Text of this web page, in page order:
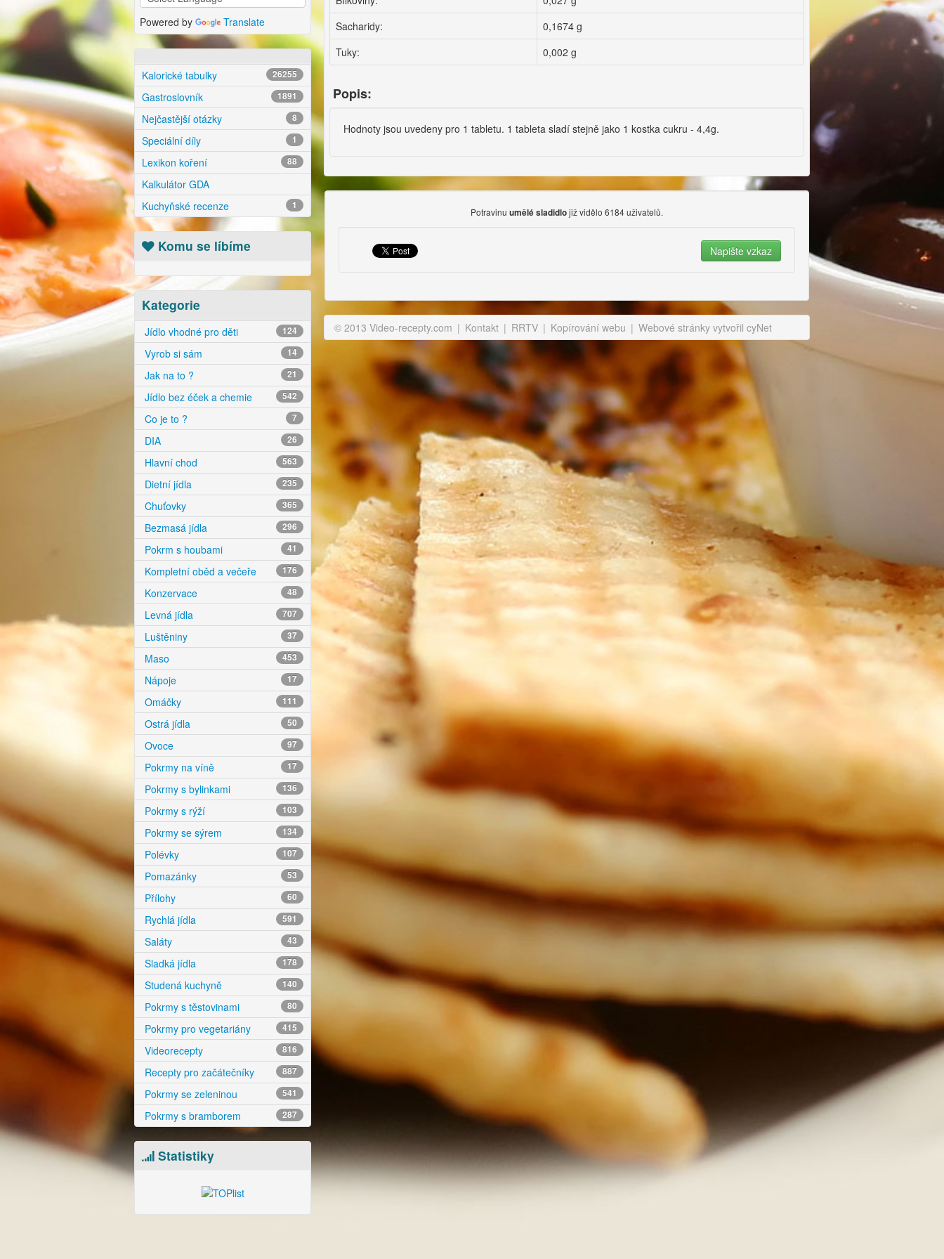
Powered by Translate
Kalorické tabulky 26255
Gastroslovník 1891
Nejčastější otázky 8
Speciální díly 1
Lexikon koření 88
Kalkulátor GDA
Kuchyňské recenze
1
Komu se líbíme
Kategorie
Jídlo vhodné pro děti 124
Vyrob si sám 14
Jak na to ? 21
Jídlo bez éček a chemie 542
Co je to ? 7
DIA 26
Hlavní chod 563
Dietní jídla 235
Chuťovky 365
Bezmasá jídla 296
Pokrm s houbami 41
Kompletní oběd a večeře 176
Konzervace 48
Levná jídla 707
Luštěniny 37
Maso 453
Nápoje 17
Omáčky 111
Ostrá jídla 50
Ovoce 97
Pokrmy na víně 17
Pokrmy s bylinkami 136
Pokrmy s rýží 103
Pokrmy se sýrem 134
Polévky 107
Pomazánky 53
Přílohy 60
Rychlá jídla 591
Saláty 43
Sladká jídla 178
Studená kuchyně 140
Pokrmy s těstovinami 80
Pokrmy pro vegetariány 415
Videorecepty 816
Recepty pro začátečníky 887
Pokrmy se zeleninou 541
Pokrmy s bramborem 287
Statistiky
Sacharidy:
0,1674 g
Tuky:
0,002 g
Popis:
Hodnoty jsou uvedeny pro 1 tabletu. 1 tableta sladí stejně jako 1 kostka cukru - 4,4g.
Potravinu umělé sladidlojiž vidělo 6184 uživatelů.
© 2013 Video-recepty.com | Kontakt | RRTV | Kopírování webu | Webové stránky vytvořil cyNet